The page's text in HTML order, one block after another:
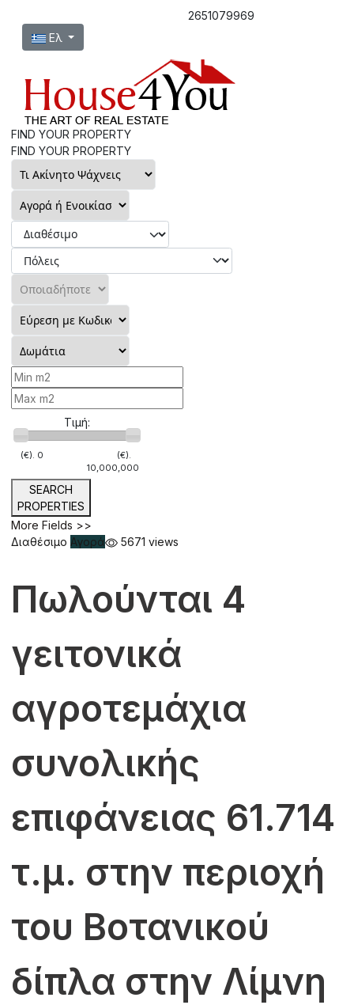
2651079969
Επιλέξτε τη γλώσσα σας
Ελ
FIND YOUR PROPERTY
FIND YOUR PROPERTY
Τιμή:
(€). 0
(€).
10,000,000
SEARCH
PROPERTIES
More Fields >>
Διαθέσιμο Αγορά 5671 views
Πωλούνται 4
γειτονικά
αγροτεμάχια
συνολικής
επιφάνειας 61.714
τ.μ. στην περιοχή
του Βοτανικού
δίπλα στην Λίμνη